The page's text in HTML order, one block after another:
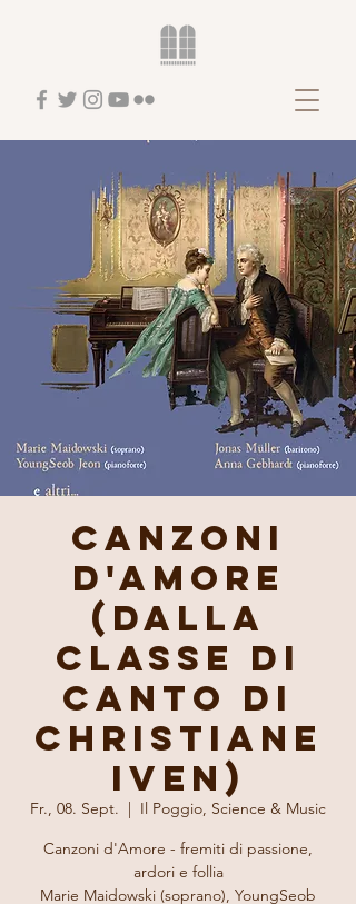
Canzoni
d'Amore
(dalla
classe di
canto di
Christiane
Iven)
Fr., 08. Sept.
  |
Il Poggio, Science & Music
Canzoni d'Amore - fremiti di passione,
ardori e follia
Marie Maidowski (soprano), YoungSeob